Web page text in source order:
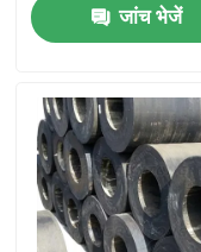
उत्पाद
वीडियो
जांच भेजें